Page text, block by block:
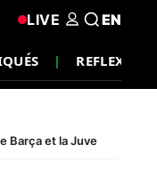
REFLEXION
LIVE EN
Barça et la Juve